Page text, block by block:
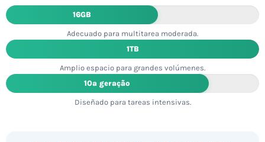
16GB
Adecuado para multitarea moderada.
1TB
Amplio espacio para grandes volúmenes.
10ª geração
Diseñado para tareas intensivas.